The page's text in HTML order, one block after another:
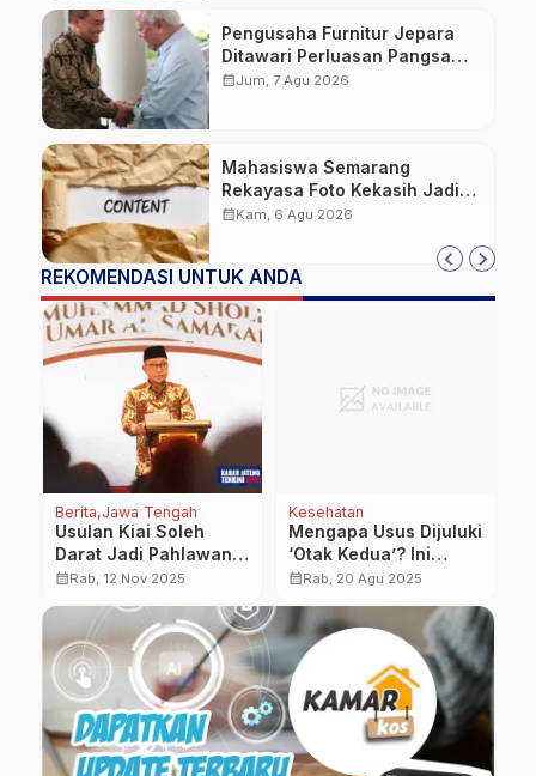
Pengusaha Furnitur Jepara
Ditawari Perluasan Pangsa
Pasar Hingga ke IKN
calendar_monthJum, 7 Agu 2026
Mahasiswa Semarang
Rekayasa Foto Kekasih Jadi
Konten Cabul karena Sakit
calendar_monthKam, 6 Agu 2026
REKOMENDASI UNTUK ANDA
Berita Jawa Tengah
Usulan Kiai Soleh
Darat Jadi Pahlawan
Nasional, Pemkot
Arsip dan Dokumen
calendar_monthRab, 12 Nov 2025
Kesehatan
Mengapa Usus Dijuluki
‘Otak Kedua’? Ini
Penjelasan Ilmiahnya
calendar_monthRab, 20 Agu 2025